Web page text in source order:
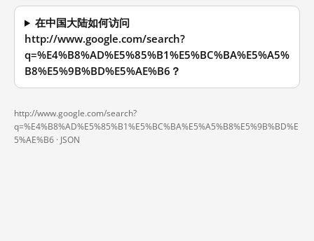
在中国大陆如何访问
http://www.google.com/search?
q=%E4%B8%AD%E5%85%B1%E5%BC%BA%E5%A5%
B8%E5%9B%BD%E5%AE%B6？
http://www.google.com/search?
q=%E4%B8%AD%E5%85%B1%E5%BC%BA%E5%A5%B8%E5%9B%BD%E
5%AE%B6 · JSON